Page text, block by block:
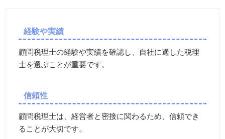
経験や実績
顧問税理士の経験や実績を確認し、自社に適した税理
士を選ぶことが重要です。
信頼性
顧問税理士は、経営者と密接に関わるため、信頼でき
ることが大切です。